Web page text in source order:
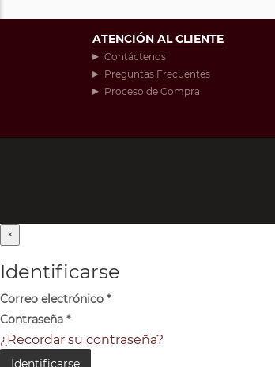
ATENCIÓN AL CLIENTE
Contáctenos
Preguntas Frecuentes
Proceso de Compra
×
Identificarse
Correo electrónico *
Contraseña *
¿Recordar su contraseña?
Identificarse